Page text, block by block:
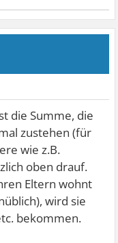
die Summe, die
zustehen (für
wie z.B.
oben drauf.
Eltern wohnt
wird sie
bekommen.